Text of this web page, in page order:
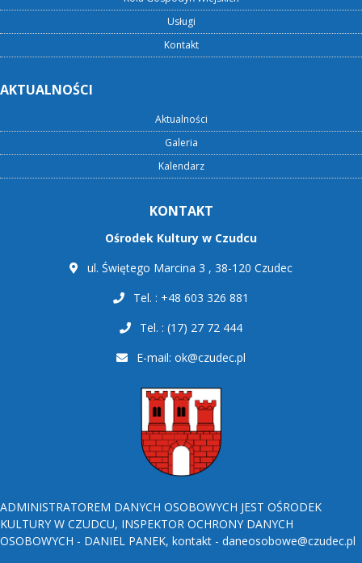
Usługi
Kontakt
AKTUALNOŚCI
Aktualności
Galeria
Kalendarz
KONTAKT
Ośrodek Kultury w Czudcu
ul. Świętego Marcina 3 , 38-120 Czudec
Tel. : +48 603 326 881
Tel. : (17) 27 72 444
E-mail: ok@czudec.pl
ADMINISTRATOREM DANYCH OSOBOWYCH JEST OŚRODEK
KULTURY W CZUDCU, INSPEKTOR OCHRONY DANYCH
OSOBOWYCH - DANIEL PANEK, kontakt - daneosobowe@czudec.pl